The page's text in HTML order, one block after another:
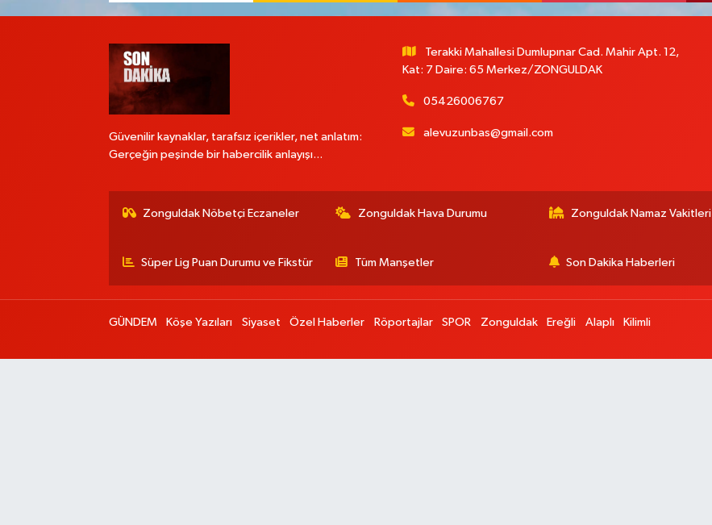
Güvenilir kaynaklar, tarafsız içerikler, net anlatım:
Gerçeğin peşinde bir habercilik anlayışı...
Terakki Mahallesi Dumlupınar Cad. Mahir Apt. 12,
Kat: 7 Daire: 65 Merkez/ZONGULDAK
05426006767
alevuzunbas@gmail.com
Zonguldak Nöbetçi Eczaneler Zonguldak Hava Durumu Zonguldak Namaz Vakitleri
Süper Lig Puan Durumu ve Fikstür Tüm Manşetler Son Dakika Haberleri
GÜNDEM Köşe Yazıları Siyaset Özel Haberler Röportajlar SPOR Zonguldak Ereğli Alaplı Kilimli